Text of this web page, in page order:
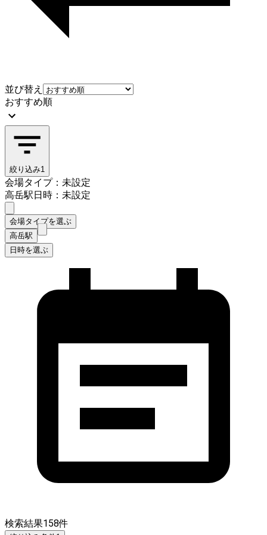
並び替え
おすすめ順
絞り込み1
会場タイプ：未設定
高岳駅日時：未設定
会場タイプを選ぶ
高岳駅
日時を選ぶ
検索結果158件